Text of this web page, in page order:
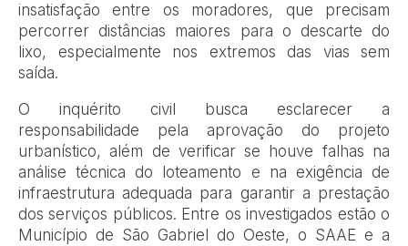
insatisfação entre os moradores, que precisam
percorrer distâncias maiores para o descarte do
lixo, especialmente nos extremos das vias sem
saída.
O inquérito civil busca esclarecer a
responsabilidade pela aprovação do projeto
urbanístico, além de verificar se houve falhas na
análise técnica do loteamento e na exigência de
infraestrutura adequada para garantir a prestação
dos serviços públicos. Entre os investigados estão o
Município de São Gabriel do Oeste, o SAAE e a